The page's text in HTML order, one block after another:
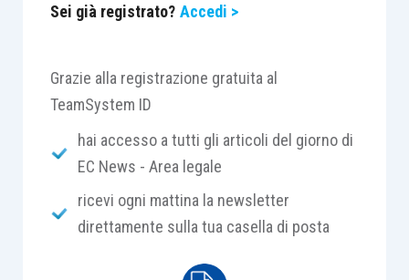
Sei già registrato? Accedi >
Grazie alla registrazione gratuita al
TeamSystem ID
hai accesso a tutti gli articoli del giorno di
EC News - Area legale
ricevi ogni mattina la newsletter
direttamente sulla tua casella di posta